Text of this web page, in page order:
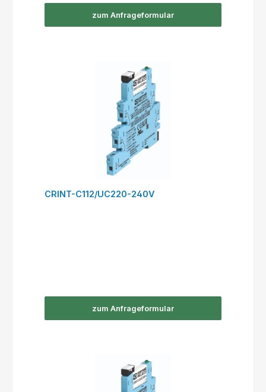
zum Anfrageformular
CRINT-C112/UC220-240V
zum Anfrageformular